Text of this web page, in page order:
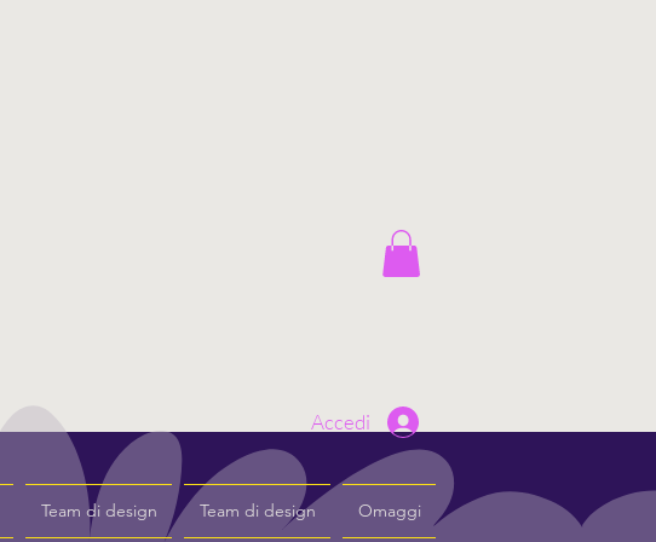
Team di design Team di design Omaggi
Accedi